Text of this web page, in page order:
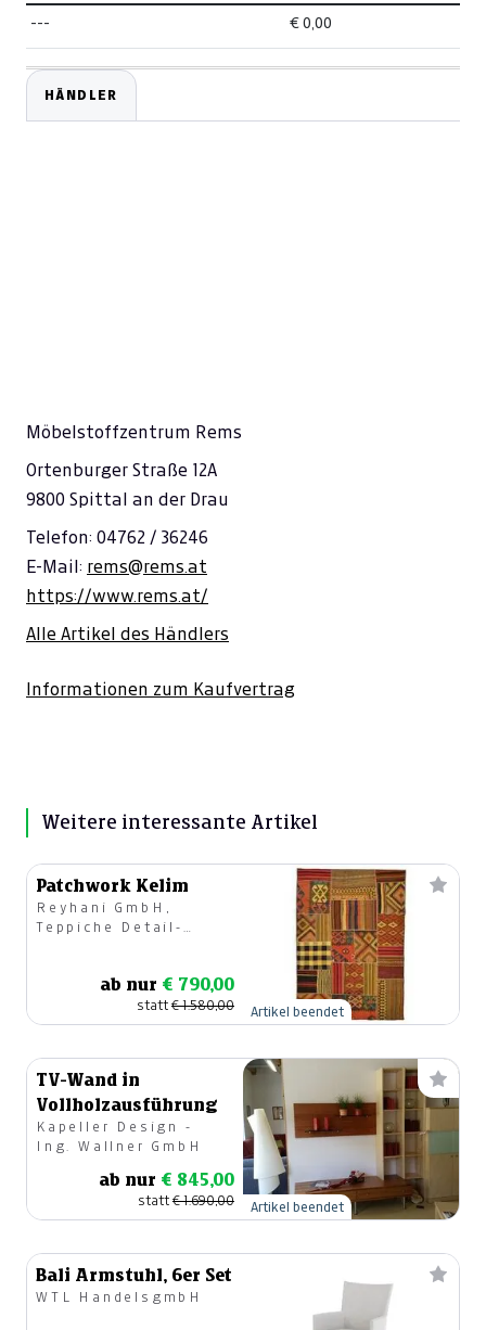
--- € 0,00
HÄNDLER
Möbelstoffzentrum Rems
Ortenburger Straße 12A
9800 Spittal an der Drau
Telefon: 04762 / 36246
E-Mail: rems@rems.at
https://www.rems.at/
Alle Artikel des Händlers
Informationen zum Kaufvertrag
Weitere interessante Artikel
Patchwork Kelim
Reyhani GmbH,
Teppiche Detail-
ab nur € 790,00
statt€ 1.580,00 Artikel beendet
TV-Wand in
Vollholzausführung
Kapeller Design -
Ing. Wallner GmbH
ab nur € 845,00
statt€ 1.690,00 Artikel beendet
Bali Armstuhl, 6er Set
WTL HandelsgmbH